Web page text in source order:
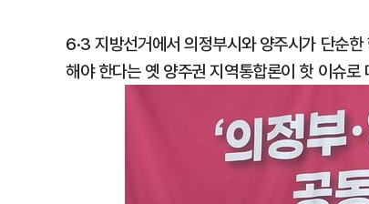
6·3 지방선거에서 의정부시와 양주시가 단순
해야 한다는 옛 양주권 지역통합론이 핫 이슈로